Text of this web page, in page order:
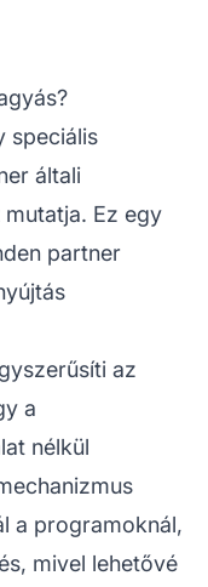
speciális
általi
Ez egy
partner
az
a
nélkül
a programoknál,
mivel lehetővé